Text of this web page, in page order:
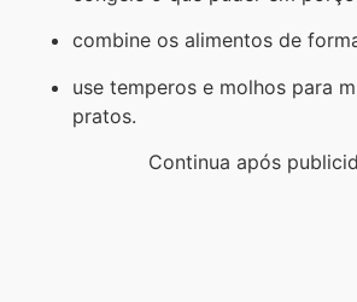
combine os alimentos de
use temperos e molhos para
pratos.
Continua após